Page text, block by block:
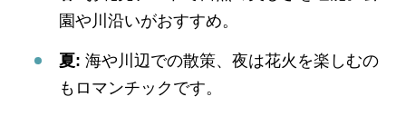
園や川沿いがおすすめ。
夏: 海や川辺での散策、夜は花火を楽しむの
もロマンチックです。